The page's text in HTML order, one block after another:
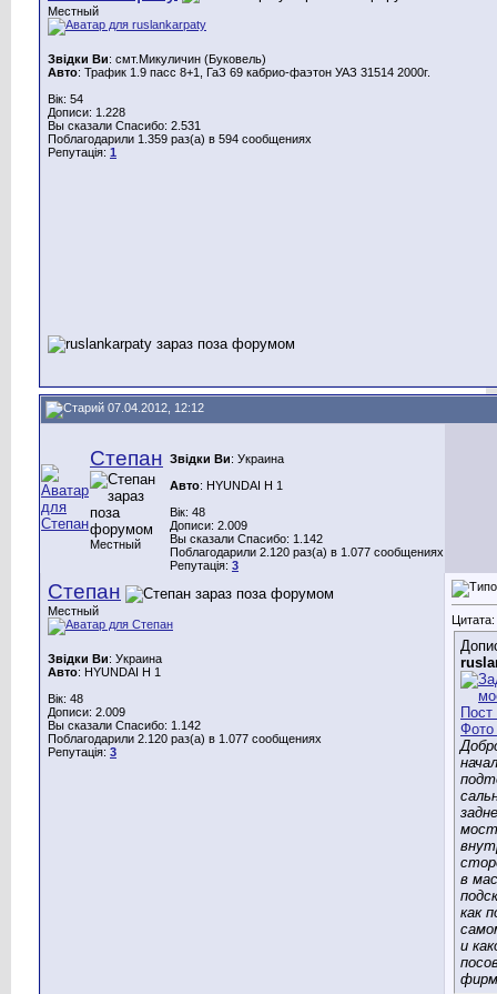
Местный
Звідки Ви: смт.Микуличин (Буковель)
Авто: Трафик 1.9 пасс 8+1, ГаЗ 69 кабрио-фаэтон УАЗ 31514 2000г.
Вік: 54
Дописи: 1.228
Вы сказали Спасибо: 2.531
Поблагодарили 1.359 раз(а) в 594 сообщениях
Репутація: 1
07.04.2012, 12:12
Степан
Местный
Звідки Ви: Украина
Авто: HYUNDAI H 1
Вік: 48
Дописи: 2.009
Вы сказали Спасибо: 1.142
Поблагодарили 2.120 раз(а) в 1.077 сообщениях
Репутація: 3
Степан
Местный
Звідки Ви: Украина
Авто: HYUNDAI H 1
Вік: 48
Дописи: 2.009
Вы сказали Спасибо: 1.142
Поблагодарили 2.120 раз(а) в 1.077 сообщениях
Репутація: 3
Цитата:
начал
в
как
и